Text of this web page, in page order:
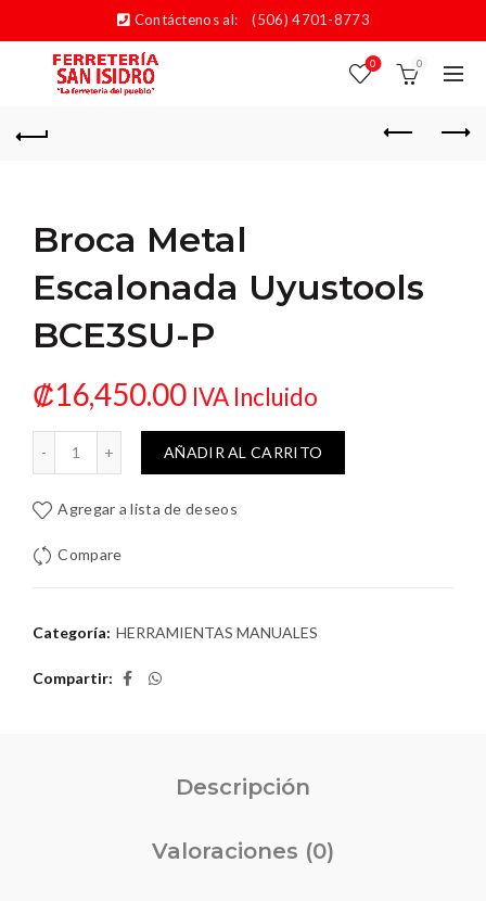
Contáctenos al: (506) 4701-8773
0 0
Broca Metal
Escalonada Uyustools
BCE3SU-P
₡16,450.00 IVA Incluido
Uyustools BCE3SU-P cantidad
AÑADIR AL CARRITO
Agregar a lista de deseos
Compare
Categoría: HERRAMIENTAS MANUALES
Compartir
Descripción
Valoraciones (0)